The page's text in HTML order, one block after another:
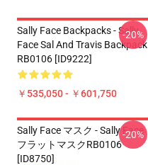
Sally Face Backpacks - Sally
Face Sal And Travis Backpack
RB0106 [ID9222]
￥535,050 - ￥601,750
-20%
Sally Face マスク - Sally Face
フラットマスクRB0106
[ID8750]
-20%